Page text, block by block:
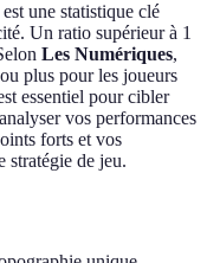
une statistique clé
Un ratio supérieur à 1
Les Numériques,
plus pour les joueurs
essentiel pour cibler
vos performances
forts et vos
stratégie de jeu.